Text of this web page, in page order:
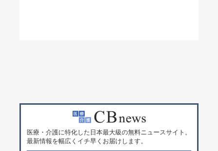
医療・介護に特化した日本最大級の無料ニュースサイト。
最新情報を幅広くイチ早くお届けします。